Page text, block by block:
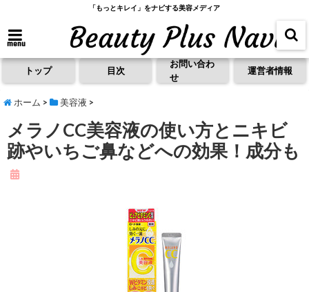
「もっとキレイ」をナビする美容メディア
menu
トップ 目次
お問い合わ
せ
運営者情報
ホーム > 美容液 >
メラノCC美容液の使い方とニキビ
跡やいちご鼻などへの効果！成分も